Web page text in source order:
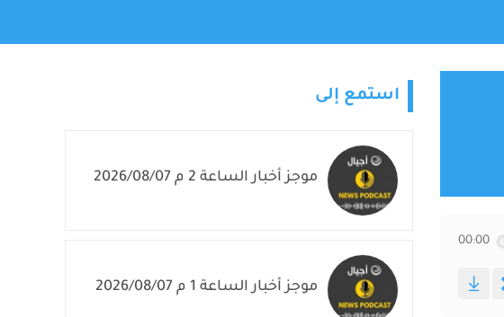
00:00
استمع إلى
موجز أخبار الساعة 2 م 2026/08/07
موجز أخبار الساعة 1 م 2026/08/07